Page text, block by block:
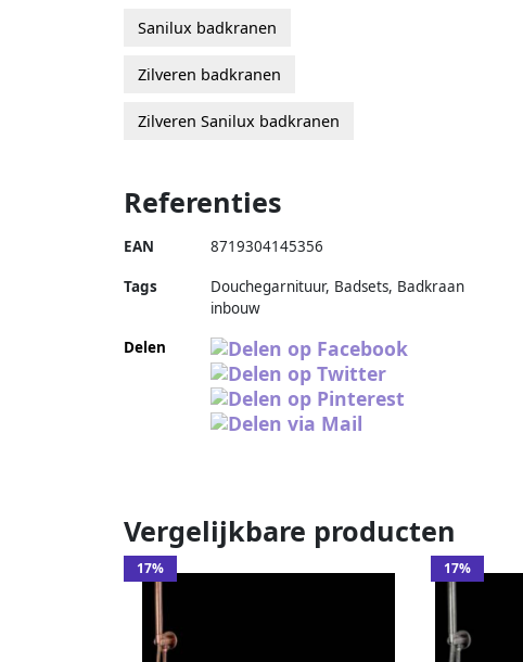
Sanilux badkranen
Zilveren badkranen
Zilveren Sanilux badkranen
Referenties
EAN 8719304145356
Tags
Douchegarnituur, Badsets, Badkraan
inbouw
Delen
Vergelijkbare producten
17% 17%